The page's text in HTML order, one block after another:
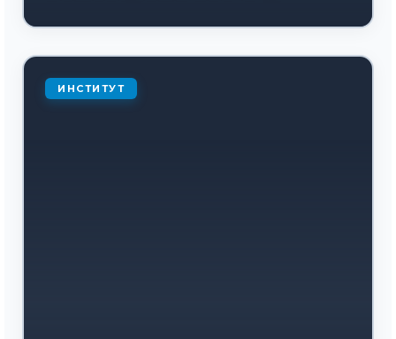
ИНСТИТУТ